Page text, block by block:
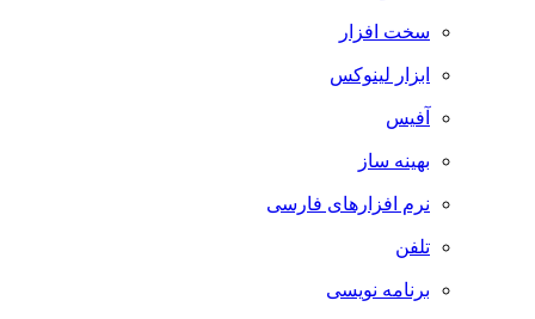
سخت افزار
ابزار لینوکس
آفیس
بهینه ساز
نرم افزارهای فارسی
تلفن
برنامه نویسی